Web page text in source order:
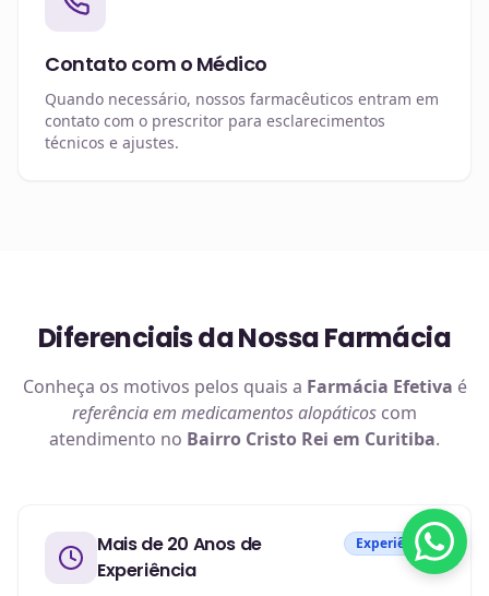
Contato com o Médico
Quando necessário, nossos farmacêuticos entram em
contato com o prescritor para esclarecimentos
técnicos e ajustes.
Diferenciais da Nossa Farmácia
Conheça os motivos pelos quais a Farmácia Efetiva é
referência em medicamentos alopáticos com
atendimento no Bairro Cristo Rei em Curitiba.
Mais de 20 Anos de
Experiência
Experiência